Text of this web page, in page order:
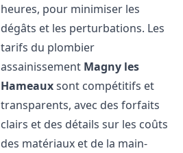
heures, pour minimiser les
dégâts et les perturbations. Les
tarifs du plombier
assainissement Magny les
Hameauxsont compétitifs et
transparents, avec des forfaits
clairs et des détails sur les coûts
des matériaux et de la main-